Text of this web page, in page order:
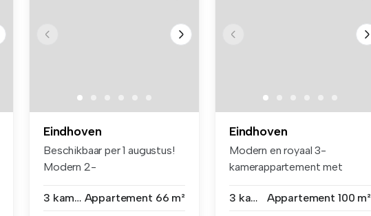
Eindhoven
Beschikbaar per 1 augustus!
Modern 2-
3 kamers Appartement 66 m²
Eindhoven
Modern en royaal 3-
kamerappartement met
3 kamers
Appartement 100 m²